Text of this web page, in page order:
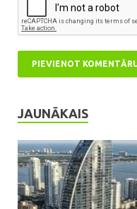
JAUNĀKAIS